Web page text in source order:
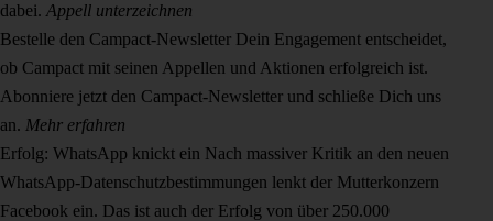
dabei. Appell unterzeichnen
Bestelle den Campact-Newsletter Dein Engagement entscheidet,
ob Campact mit seinen Appellen und Aktionen erfolgreich ist.
Abonniere jetzt den Campact-Newsletter und schließe Dich uns
an. Mehr erfahren
Erfolg: WhatsApp knickt ein Nach massiver Kritik an den neuen
WhatsApp-Datenschutzbestimmungen lenkt der Mutterkonzern
Facebook ein. Das ist auch der Erfolg von über 250.000